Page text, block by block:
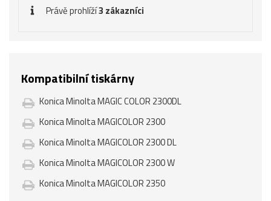
Právě prohlíží3 zákazníci
Kompatibilní tiskárny
Konica Minolta MAGIC COLOR 2300DL
Konica Minolta MAGICOLOR 2300
Konica Minolta MAGICOLOR 2300 DL
Konica Minolta MAGICOLOR 2300 W
Konica Minolta MAGICOLOR 2350